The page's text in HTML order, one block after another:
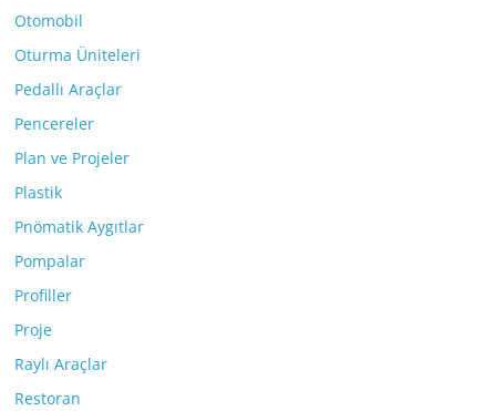
Otomobil
Oturma Üniteleri
Pedallı Araçlar
Pencereler
Plan ve Projeler
Plastik
Pnömatik Aygıtlar
Pompalar
Profiller
Proje
Raylı Araçlar
Restoran